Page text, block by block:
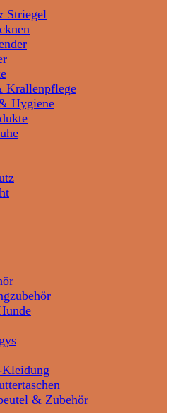
Striegel
Krallenpflege
Hygiene
& Zubehör